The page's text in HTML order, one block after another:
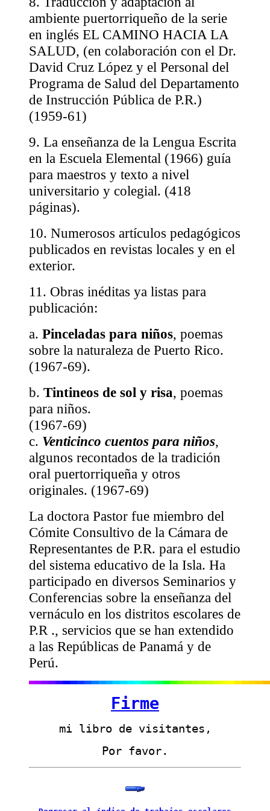
ambiente puertorriqueño de la serie
en inglés EL CAMINO HACIA LA
SALUD, (en colaboración con el Dr.
David Cruz López y el Personal del
Programa de Salud del Departamento
de Instrucción Pública de P.R.)
(1959-61)
9. La enseñanza de la Lengua Escrita
en la Escuela Elemental (1966) guía
para maestros y texto a nivel
universitario y colegial. (418
páginas).
10. Numerosos artículos pedagógicos
publicados en revistas locales y en el
exterior.
11. Obras inéditas ya listas para
publicación:
a. Pinceladas para niños, poemas
sobre la naturaleza de Puerto Rico.
(1967-69).
b. Tintineos de sol y risa, poemas
para niños.
(1967-69)
c. Venticinco cuentos para niños,
algunos recontados de la tradición
oral puertorriqueña y otros
originales. (1967-69)
La doctora Pastor fue miembro del
Cómite Consultivo de la Cámara de
Representantes de P.R. para el estudio
del sistema educativo de la Isla. Ha
participado en diversos Seminarios y
Conferencias sobre la enseñanza del
vernáculo en los distritos escolares de
P.R ., servicios que se han extendido
a las Repúblicas de Panamá y de
Perú.
Firme
mi libro de visitantes,
Por favor.